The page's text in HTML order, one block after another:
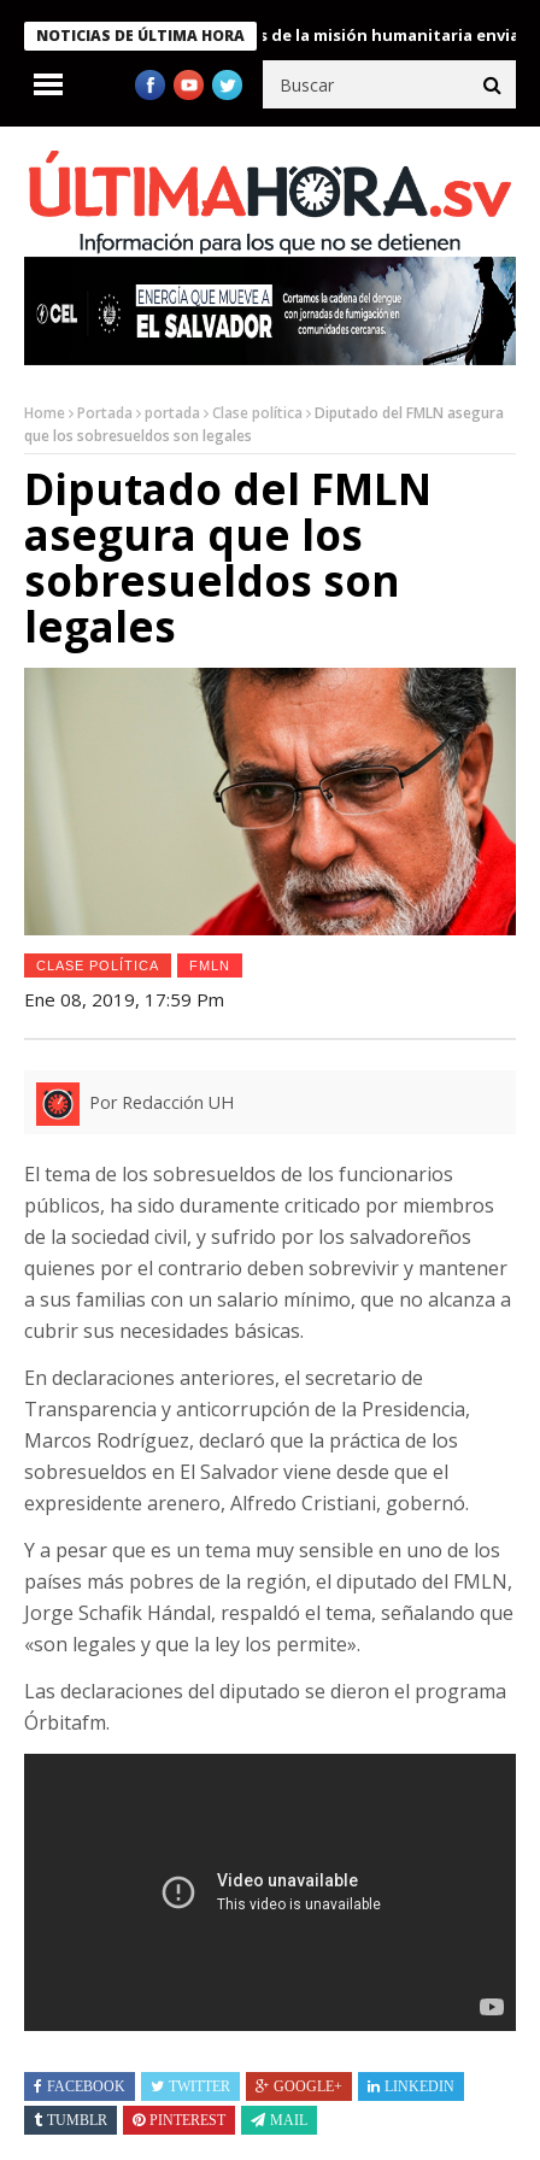
NOTICIAS DE ÚLTIMA HORA
condecora a miembros de la misión humanitaria enviada a
Home Portada portada Clase política
Diputado del FMLN asegura
que los sobresueldos son legales
Diputado del FMLN
asegura que los
sobresueldos son
legales
CLASE POLÍTICA FMLN
Ene 08, 2019, 17:59 Pm
Por Redacción UH
El tema de los sobresueldos de los funcionarios
públicos, ha sido duramente criticado por miembros
de la sociedad civil, y sufrido por los salvadoreños
quienes por el contrario deben sobrevivir y mantener
a sus familias con un salario mínimo, que no alcanza a
cubrir sus necesidades básicas.
En declaraciones anteriores, el secretario de
Transparencia y anticorrupción de la Presidencia,
Marcos Rodríguez, declaró que la práctica de los
sobresueldos en El Salvador viene desde que el
expresidente arenero, Alfredo Cristiani, gobernó.
Y a pesar que es un tema muy sensible en uno de los
países más pobres de la región, el diputado del FMLN,
Jorge Schafik Hándal, respaldó el tema, señalando que
«son legales y que la ley los permite».
Las declaraciones del diputado se dieron el programa
Órbitafm.
FACEBOOK TWITTER GOOGLE+
LINKEDIN
TUMBLR
PINTEREST MAIL